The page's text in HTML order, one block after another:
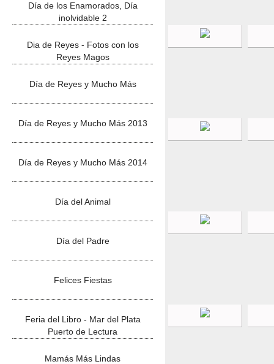
Día de los Enamorados, Día
inolvidable 2
Dia de Reyes - Fotos con los
Reyes Magos
Día de Reyes y Mucho Más
Día de Reyes y Mucho Más 2013
Día de Reyes y Mucho Más 2014
Día del Animal
Día del Padre
Felices Fiestas
Feria del Libro - Mar del Plata
Puerto de Lectura
Mamás Más Lindas